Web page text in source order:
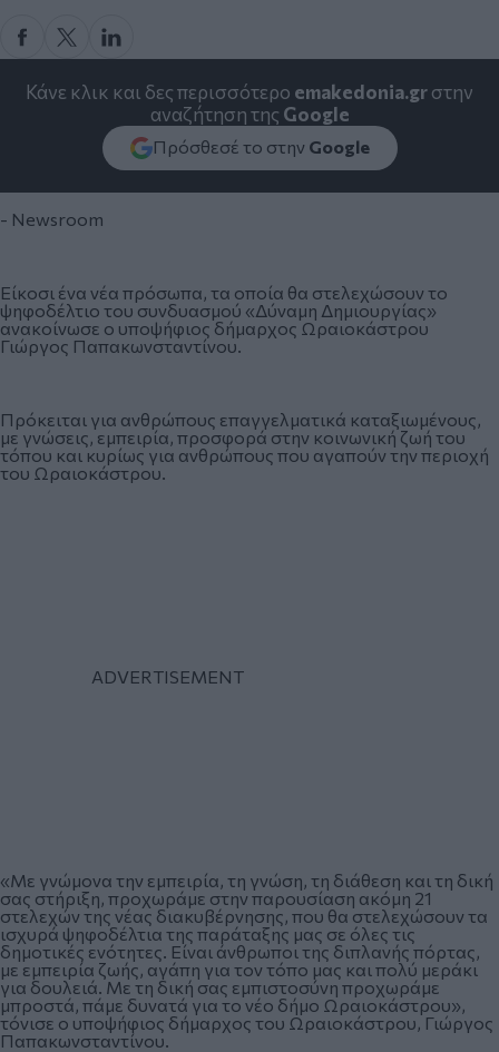
Κάνε κλικ και δες περισσότερο emakedonia.grστην
αναζήτηση της Google
Πρόσθεσέ το στην Google
- Newsroom
Είκοσι ένα νέα πρόσωπα, τα οποία θα στελεχώσουν το
ψηφοδέλτιο του συνδυασμού «Δύναμη Δημιουργίας»
ανακοίνωσε ο υποψήφιος δήμαρχος Ωραιοκάστρου
Γιώργος Παπακωνσταντίνου.
Πρόκειται για ανθρώπους επαγγελματικά καταξιωμένους,
με γνώσεις, εμπειρία, προσφορά στην κοινωνική ζωή του
τόπου και κυρίως για ανθρώπους που αγαπούν την περιοχή
του Ωραιοκάστρου.
«Με γνώμονα την εμπειρία, τη γνώση, τη διάθεση και τη δική
σας στήριξη, προχωράμε στην παρουσίαση ακόμη 21
στελεχών της νέας διακυβέρνησης, που θα στελεχώσουν τα
ισχυρά ψηφοδέλτια της παράταξης μας σε όλες τις
δημοτικές ενότητες. Είναι άνθρωποι της διπλανής πόρτας,
με εμπειρία ζωής, αγάπη για τον τόπο μας και πολύ μεράκι
για δουλειά. Με τη δική σας εμπιστοσύνη προχωράμε
μπροστά, πάμε δυνατά για το νέο δήμο Ωραιοκάστρου»,
τόνισε ο υποψήφιος δήμαρχος του Ωραιοκάστρου, Γιώργος
Παπακωνσταντίνου.